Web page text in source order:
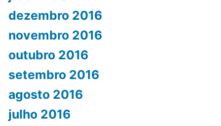
dezembro 2016
novembro 2016
outubro 2016
setembro 2016
agosto 2016
julho 2016